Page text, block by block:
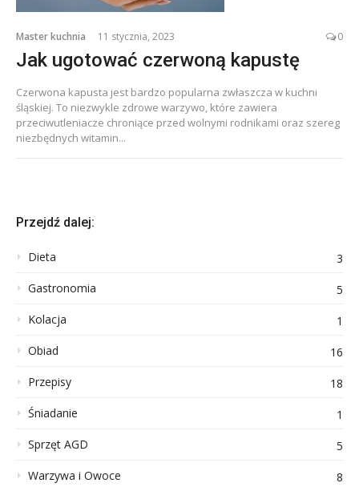
Master kuchnia 11 stycznia, 2023 0
Jak ugotować czerwoną kapustę
Czerwona kapusta jest bardzo popularna zwłaszcza w kuchni
śląskiej. To niezwykle zdrowe warzywo, które zawiera
przeciwutleniacze chroniące przed wolnymi rodnikami oraz szereg
niezbędnych witamin...
Przejdź dalej:
Dieta
3
Gastronomia
5
Kolacja
1
Obiad
16
Przepisy
18
Śniadanie
1
Sprzęt AGD
5
Warzywa i Owoce
8